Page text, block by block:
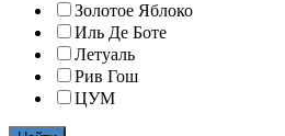
Золотое Яблоко
Иль Де Боте
Летуаль
Рив Гош
ЦУМ